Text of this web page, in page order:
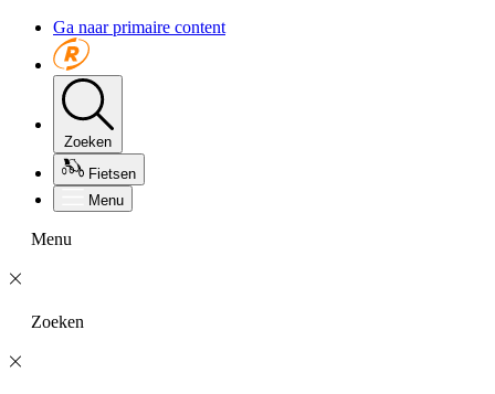
Ga naar primaire content
Zoeken
Fietsen
Menu
Menu
Zoeken